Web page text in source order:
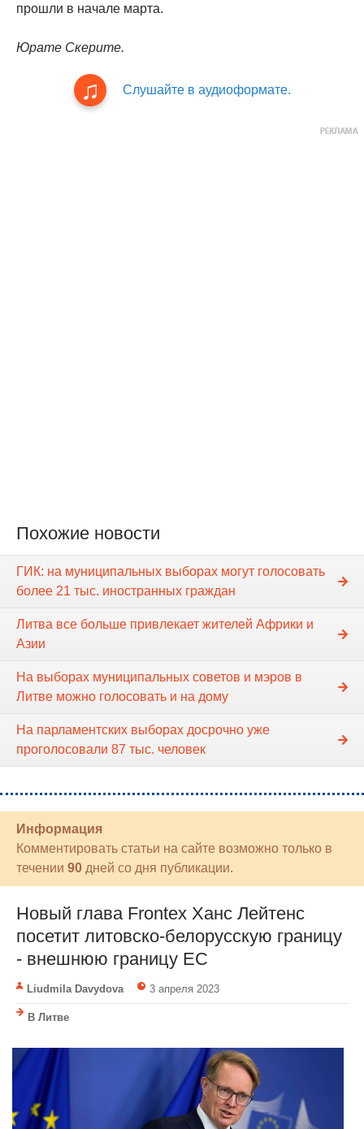
прошли в начале марта.
Юрате Скерите.
Слушайте в аудиоформате.
Похожие новости
ГИК: на муниципальных выборах могут голосовать
более 21 тыс. иностранных граждан
Литва все больше привлекает жителей Африки и
Азии
На выборах муниципальных советов и мэров в
Литве можно голосовать и на дому
На парламентских выборах досрочно уже
проголосовали 87 тыс. человек
Информация
Комментировать статьи на сайте возможно только в
течении 90 дней со дня публикации.
Новый глава Frontex Ханс Лейтенс
посетит литовско-белорусскую границу
- внешнюю границу ЕС
Liudmila Davydova 3 апреля 2023
В Литве